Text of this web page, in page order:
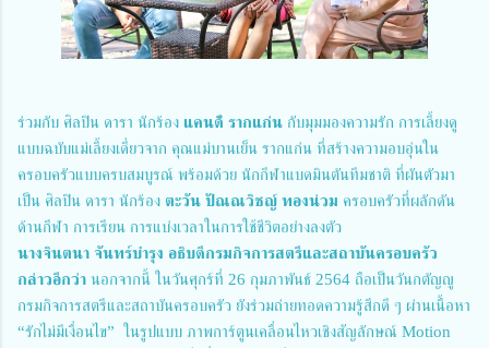
ร่วมกับ ศิลปิน ดารา นักร้อง แคนดี้ รากแก่น กับมุมมองความรัก การเลี้ยงดู
แบบฉบับแม่เลี้ยงเดี่ยวจาก คุณแม่บานเย็น รากแก่น ที่สร้างความอบอุ่นใน
ครอบครัวแบบครบสมบูรณ์ พร้อมด้วย นักกีฬาแบดมินตันทีมชาติ ที่ผันตัวมา
เป็น ศิลปิน ดารา นักร้อง ตะวัน ปัณณวิชญ์ ทองน่วม ครอบครัวที่ผลักดัน
ด้านกีฬา การเรียน การแบ่งเวลาในการใช้ชีวิตอย่างลงตัว
นางจินตนา จันทร์บำรุง อธิบดีกรมกิจการสตรีและสถาบันครอบครัว
กล่าวอีกว่า นอกจากนี้ ในวันศุกร์ที่ 26 กุมภาพันธ์ 2564 ถือเป็นวันกตัญญู
กรมกิจการสตรีและสถาบันครอบครัว ยังร่วมถ่ายทอดความรู้สึกดี ๆ ผ่านเนื้อหา
“รักไม่มีเงื่อนไข”  ในรูปแบบ ภาพการ์ตูนเคลื่อนไหวเชิงสัญลักษณ์ Motion